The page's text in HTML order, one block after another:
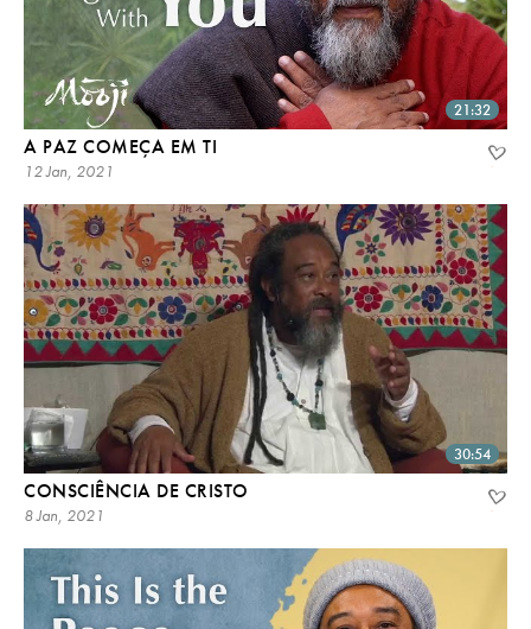
21:32
A PAZ COMEÇA EM TI
12 Jan, 2021
30:54
CONSCIÊNCIA DE CRISTO
8 Jan, 2021